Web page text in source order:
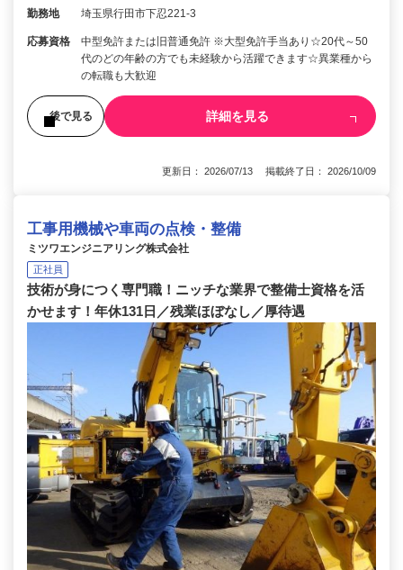
勤務地 埼玉県行田市下忍221-3
応募資格
中型免許または旧普通免許 ※大型免許手当あり☆20代～50
代のどの年齢の方でも未経験から活躍できます☆異業種から
の転職も大歓迎
後で見る 詳細を見る
更新日： 2026/07/13 掲載終了日： 2026/10/09
工事用機械や車両の点検・整備
ミツワエンジニアリング株式会社
正社員
技術が身につく専門職！ニッチな業界で整備士資格を活
かせます！年休131日／残業ほぼなし／厚待遇